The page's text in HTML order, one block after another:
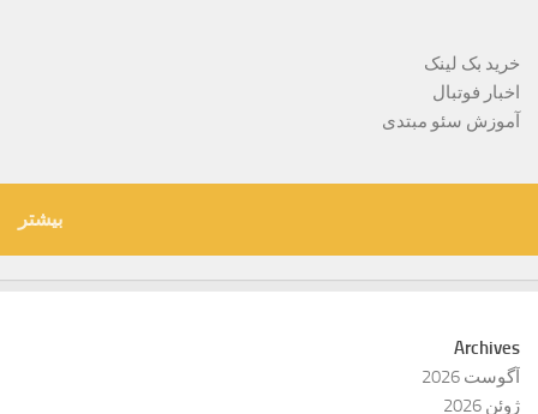
خرید بک لینک
اخبار فوتبال
آموزش سئو مبتدی
بیشتر
Archives
آگوست 2026
ژوئن 2026